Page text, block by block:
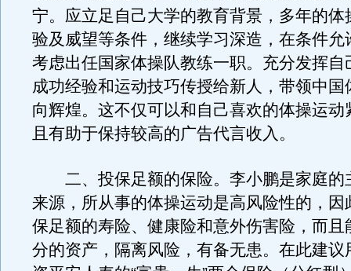
宁。应立足自己大学的教育背景，多年的体
验及威望等条件，继续学习深造，在条件允
考虑出任国家体操队教练一职。充分发挥自
成功经验和运动技巧传授给新人，带领中国
向辉煌。这不仅可以和自己喜欢的体操运动
且有助于保持较高的广告代言收入。
二、投保足额的保险。李小鹏是家庭的
来源，所从事的体操运动是高风险性的，因
保足额的寿险、健康险和意外伤害险，而且
分的资产，隔离风险，有备无患。在此建议